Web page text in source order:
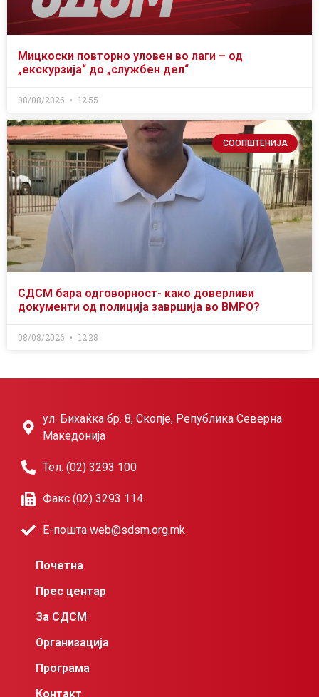
Мицкоски повторно уловен во лаги – од
„екскурзија“ до „службен дел“
08/08/2026 12:55
СООПШТЕНИЈА
СДСМ бара одговорност- како доверливи
документи од полиција завршија во ВМРО?
08/08/2026 12:28
ул. Бихаќка бр. 8, Скопје, Република Северна
Македонија
Тел. (02) 3293 100
Факс (02) 3293 114
Е-пошта web@sdsm.org.mk
Почетна
Прес центар
За СДСМ
Организација
Програма
Контакт